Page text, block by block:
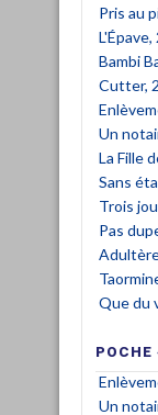
Pris au
Bambi
Cutter,
Un
La Fille
Sans
Trois
Pas
Que du
POCHE
Un